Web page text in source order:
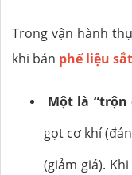
Trong vận hành
khi bán phế liệu sắt
Một là “trộn
gọt cơ khí
(giảm giá).